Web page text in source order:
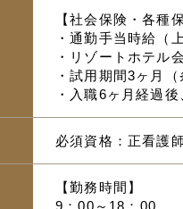
【社会保険・各種
・通勤手当時給（
・リゾートホテル
・試用期間3ヶ月（
・入職6ヶ月経過後
必須資格：正看護
【勤務時間】
9：00～18：00